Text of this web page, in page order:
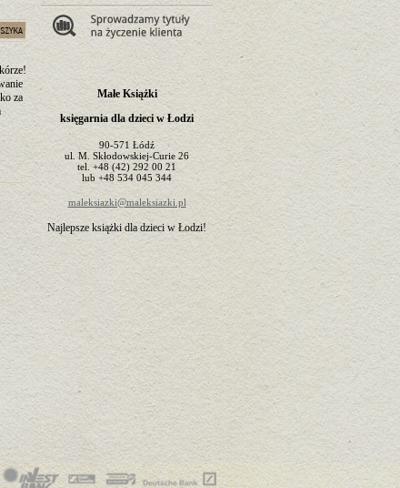
za
Małe Książki
księgarnia dla dzieci w Łodzi
90-571 Łódź
ul. M. Skłodowskiej-Curie 26
tel.+48 (42) 292 00 21
lub +48 534 045 344
maleksiazki@maleksiazki.pl
Najlepsze książki dla dzieci w Łodzi!